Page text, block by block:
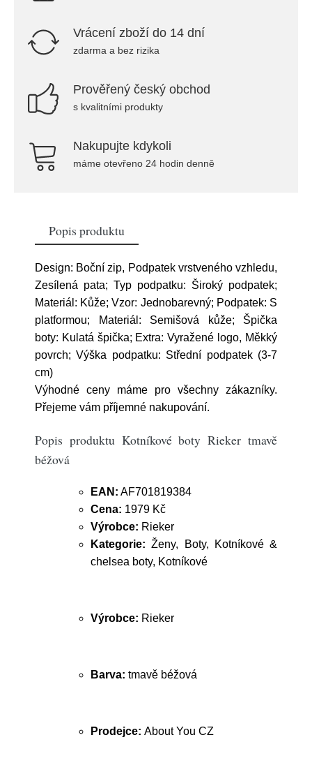
Vrácení zboží do 14 dní
zdarma a bez rizika
Prověřený český obchod
s kvalitními produkty
Nakupujte kdykoli
máme otevřeno 24 hodin denně
Popis produktu
Design: Boční zip, Podpatek vrstveného vzhledu,
Zesílená pata; Typ podpatku: Široký podpatek;
Materiál: Kůže; Vzor: Jednobarevný; Podpatek: S
platformou; Materiál: Semišová kůže; Špička
boty: Kulatá špička; Extra: Vyražené logo, Měkký
povrch; Výška podpatku: Střední podpatek (3-7
cm)
Výhodné ceny máme pro všechny zákazníky.
Přejeme vám příjemné nakupování.
Popis produktu Kotníkové boty Rieker tmavě
béžová
EAN: AF701819384
Cena: 1979 Kč
Výrobce: Rieker
Kategorie: Ženy, Boty, Kotníkové &
chelsea boty, Kotníkové
Výrobce: Rieker
Barva: tmavě béžová
Prodejce: About You CZ